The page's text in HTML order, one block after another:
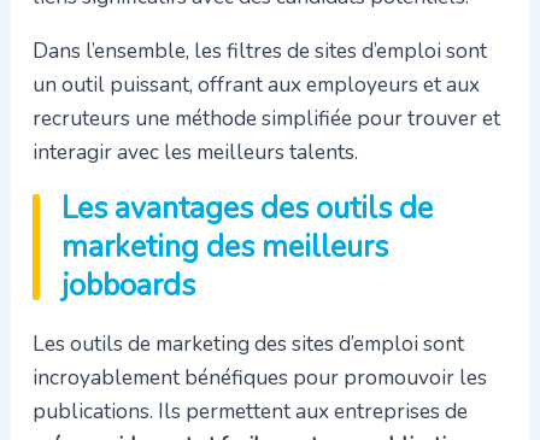
Dans l’ensemble, les filtres de sites d’emploi sont
un outil puissant, offrant aux employeurs et aux
recruteurs une méthode simplifiée pour trouver et
interagir avec les meilleurs talents.
Les avantages des outils de
marketing des meilleurs
jobboards
Les outils de marketing des sites d’emploi sont
incroyablement bénéfiques pour promouvoir les
publications. Ils permettent aux entreprises de